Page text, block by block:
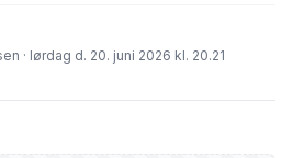
· lørdag d. 20. juni 2026 kl. 20.21